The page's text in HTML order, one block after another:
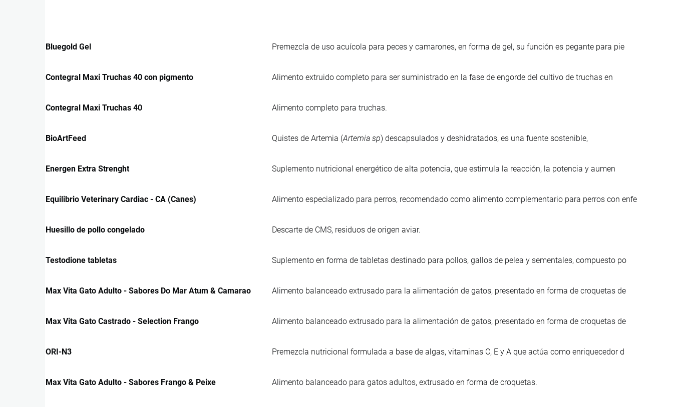
Bluegold Gel Premezcla de uso acuícola para peces y camarones, en forma de gel, su función es pegante para pie
Contegral Maxi Truchas 40 con pigmento Alimento extruido completo para ser suministrado en la fase de engorde del cultivo de truchas en
Contegral Maxi Truchas 40 Alimento completo para truchas.
BioArtFeed Quistes de Artemia (Artemia sp) descapsulados y deshidratados, es una fuente sostenible,
Energen Extra Strenght Suplemento nutricional energético de alta potencia, que estimula la reacción, la potencia y aumen
Equilibrio Veterinary Cardiac - CA (Canes) Alimento especializado para perros, recomendado como alimento complementario para perros con enfe
Huesillo de pollo congelado Descarte de CMS, residuos de origen aviar.
Testodione tabletas Suplemento en forma de tabletas destinado para pollos, gallos de pelea y sementales, compuesto po
Max Vita Gato Adulto - Sabores Do Mar Atum & Camarao Alimento balanceado extrusado para la alimentación de gatos, presentado en forma de croquetas de
Max Vita Gato Castrado - Selection Frango Alimento balanceado extrusado para la alimentación de gatos, presentado en forma de croquetas de
ORI-N3 Premezcla nutricional formulada a base de algas, vitaminas C, E y A que actúa como enriquecedor d
Max Vita Gato Adulto - Sabores Frango & Peixe Alimento balanceado para gatos adultos, extrusado en forma de croquetas.